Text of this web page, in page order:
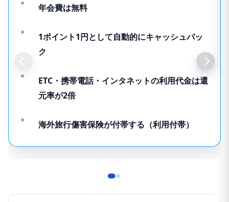
年会費は無料
1ポイント1円として自動的にキャッシュバッ
ク
ETC・携帯電話・インタネットの利用代金は還
元率が2倍
海外旅行傷害保険が付帯する（利用付帯）